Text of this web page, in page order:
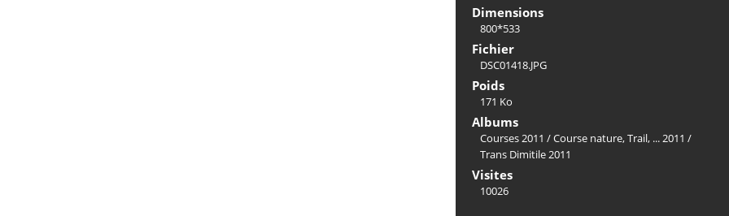
Dimensions
800*533
Fichier
DSC01418.JPG
Poids
171 Ko
Albums
Courses 2011 /Course nature, Trail, ... 2011 /
Trans Dimitile 2011
Visites
10026